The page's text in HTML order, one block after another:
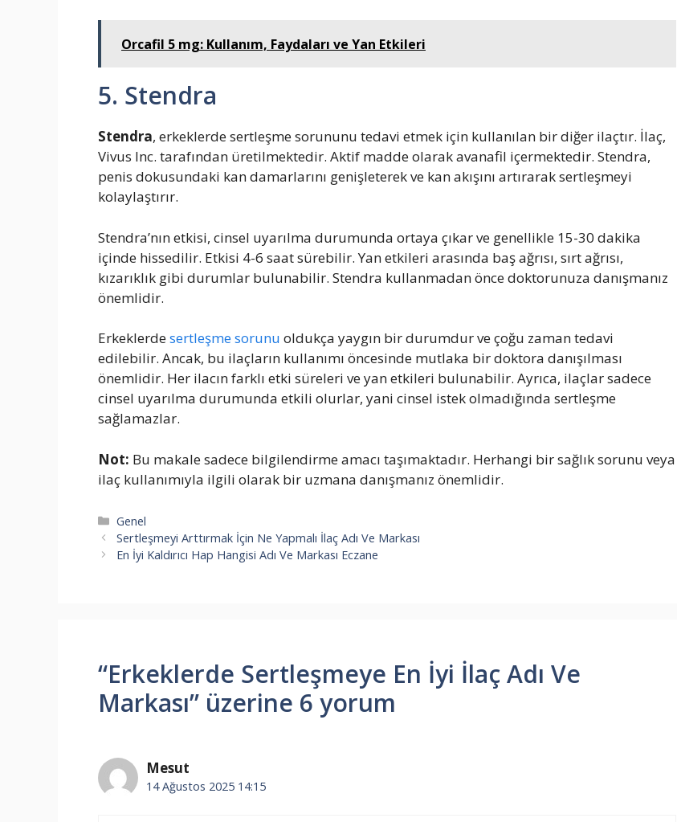
Orcafil 5 mg: Kullanım, Faydaları ve Yan Etkileri
5. Stendra
Stendra, erkeklerde sertleşme sorununu tedavi etmek için kullanılan bir diğer ilaçtır. İlaç,
Vivus Inc. tarafından üretilmektedir. Aktif madde olarak avanafil içermektedir. Stendra,
penis dokusundaki kan damarlarını genişleterek ve kan akışını artırarak sertleşmeyi
kolaylaştırır.
Stendra’nın etkisi, cinsel uyarılma durumunda ortaya çıkar ve genellikle 15-30 dakika
içinde hissedilir. Etkisi 4-6 saat sürebilir. Yan etkileri arasında baş ağrısı, sırt ağrısı,
kızarıklık gibi durumlar bulunabilir. Stendra kullanmadan önce doktorunuza danışmanız
önemlidir.
Erkeklerdesertleşme sorunu oldukça yaygın bir durumdur ve çoğu zaman tedavi
edilebilir. Ancak, bu ilaçların kullanımı öncesinde mutlaka bir doktora danışılması
önemlidir. Her ilacın farklı etki süreleri ve yan etkileri bulunabilir. Ayrıca, ilaçlar sadece
cinsel uyarılma durumunda etkili olurlar, yani cinsel istek olmadığında sertleşme
sağlamazlar.
Not: Bu makale sadece bilgilendirme amacı taşımaktadır. Herhangi bir sağlık sorunu veya
ilaç kullanımıyla ilgili olarak bir uzmana danışmanız önemlidir.
Kategoriler
Genel
Sertleşmeyi Arttırmak İçin Ne Yapmalı İlaç Adı Ve Markası
En İyi Kaldırıcı Hap Hangisi Adı Ve Markası Eczane
“Erkeklerde Sertleşmeye En İyi İlaç Adı Ve
Markası” üzerine 6 yorum
Mesut
14 Ağustos 2025 14:15